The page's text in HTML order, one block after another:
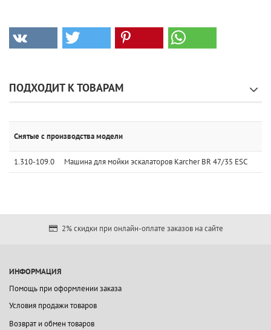
ПОДХОДИТ К ТОВАРАМ
Снятые с производства модели
1.310-109.0 Машина для мойки эскалаторов Karcher BR 47/35 ESC
2% скидки при онлайн-оплате заказов на сайте
ИНФОРМАЦИЯ
Помощь при оформлении заказа
Условия продажи товаров
Возврат и обмен товаров